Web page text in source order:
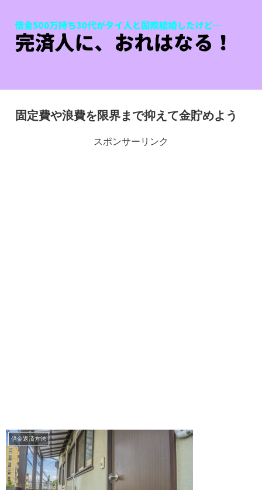
固定費や浪費を限界まで抑えて金貯めよう
スポンサーリンク
借金返済方法